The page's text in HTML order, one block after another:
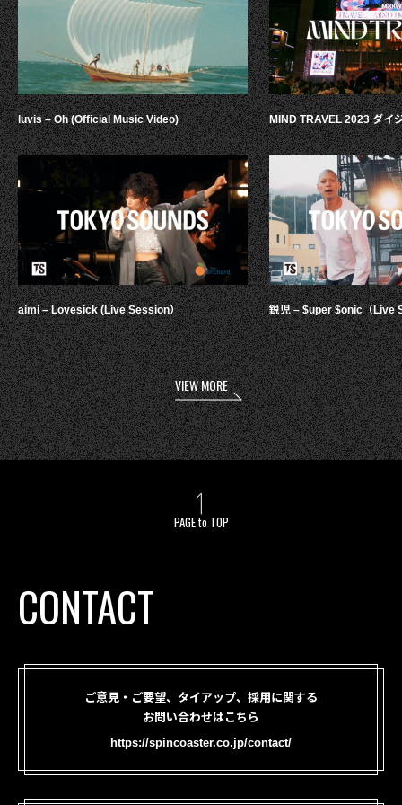
luvis – Oh (Official Music Video)
aimi – Lovesick (Live Session）
MIND TRAVEL 2023 ダイ
鋭児 – $uper $onic（Live
VIEW MORE
PAGE to TOP
CONTACT
ご意見・ご要望、タイアップ、採用に関する
お問い合わせはこちら
https://spincoaster.co.jp/contact/